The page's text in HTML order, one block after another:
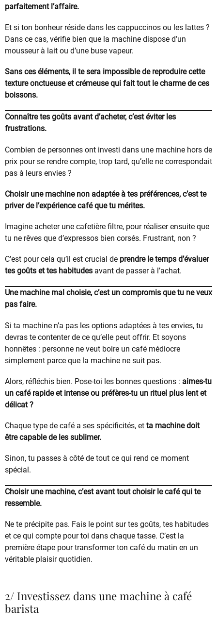
parfaitement l’affaire.
Et si ton bonheur réside dans les cappuccinos ou les lattes ?
Dans ce cas, vérifie bien que la machine dispose d’un
mousseur à lait ou d’une buse vapeur.
Sans ces éléments, il te sera impossible de reproduire cette
texture onctueuse et crémeuse qui fait tout le charme de ces
boissons.
Connaître tes goûts avant d’acheter, c’est éviter les
frustrations.
Combien de personnes ont investi dans une machine hors de
prix pour se rendre compte, trop tard, qu’elle ne correspondait
pas à leurs envies ?
Choisir une machine non adaptée à tes préférences, c’est te
priver de l’expérience café que tu mérites.
Imagine acheter une cafetière filtre, pour réaliser ensuite que
tu ne rêves que d’expressos bien corsés. Frustrant, non ?
C’est pour cela qu’il est crucial de prendre le temps d’évaluer
tes goûts et tes habitudes avant de passer à l’achat.
Une machine mal choisie, c’est un compromis que tu ne veux
pas faire.
Si ta machine n’a pas les options adaptées à tes envies, tu
devras te contenter de ce qu’elle peut offrir. Et soyons
honnêtes : personne ne veut boire un café médiocre
simplement parce que la machine ne suit pas.
Alors, réfléchis bien. Pose-toi les bonnes questions : aimes-tu
un café rapide et intense ou préfères-tu un rituel plus lent et
délicat ?
Chaque type de café a ses spécificités, et ta machine doit
être capable de les sublimer.
Sinon, tu passes à côté de tout ce qui rend ce moment
spécial.
Choisir une machine, c’est avant tout choisir le café qui te
ressemble.
Ne te précipite pas. Fais le point sur tes goûts, tes habitudes
et ce qui compte pour toi dans chaque tasse. C’est la
première étape pour transformer ton café du matin en un
véritable plaisir quotidien.
2/ Investissez dans une machine à café
barista